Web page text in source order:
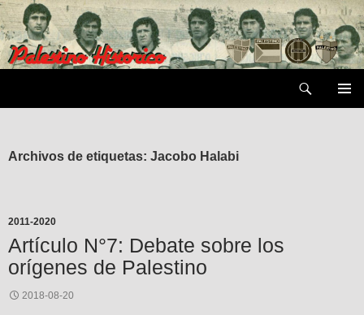
Saltar
al
contenido
Archivos de etiquetas: Jacobo Halabi
2011-2020
Artículo N°7: Debate sobre los
orígenes de Palestino
2018-08-20